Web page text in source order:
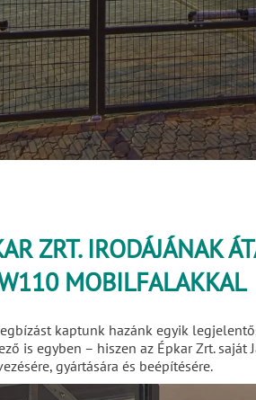
ZRT. IRODÁJÁNAK
MOBILFALAKKAL
kaptunk hazánk egyik
is egyben – hiszen az Épkar Zrt.
gyártására és beépítésére.